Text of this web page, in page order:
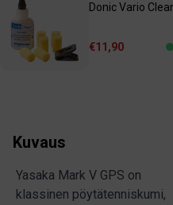
Donic Vario
€11,90
Kuvaus
Yasaka Mark V GPS on
klassinen pöytätenniskumi,